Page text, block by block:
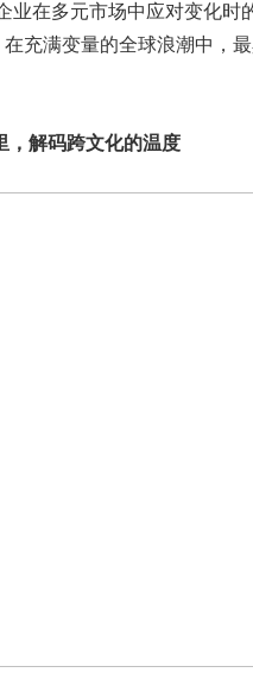
业在多元市场中应对变化
充满变量的全球浪潮中，
，解码跨文化的温度